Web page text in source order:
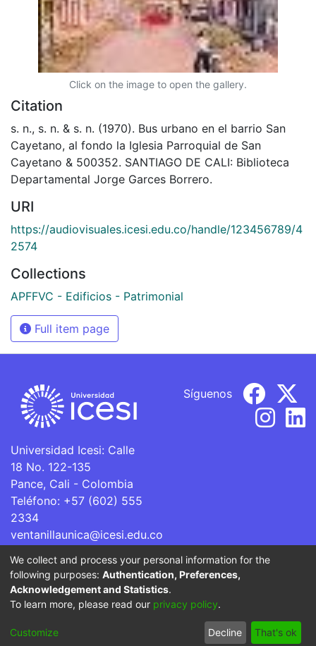
Click on the image to open the gallery.
Citation
s. n., s. n. & s. n. (1970). Bus urbano en el barrio San
Cayetano, al fondo la Iglesia Parroquial de San
Cayetano & 500352. SANTIAGO DE CALI: Biblioteca
Departamental Jorge Garces Borrero.
URI
https://audiovisuales.icesi.edu.co/handle/123456789/4
2574
Collections
APFFVC - Edificios - Patrimonial
Full item page
Universidad Icesi: Calle
18 No. 122-135
Pance, Cali - Colombia
Teléfono: +57 (602) 555
2334
ventanillaunica@icesi.edu.co
Síguenos
La Universidad Icesi es una Institución de Educación
Superior que se encuentra sujeta a inspección y vigilancia
por parte del Ministerio de Educación Nacional.
Cookie
End User
Agreement
Send
Feedback
We collect and process your personal information for the
following purposes: Authentication, Preferences,
Acknowledgement and Statistics.
To learn more, please read our privacy policy.
Customize Decline That's ok